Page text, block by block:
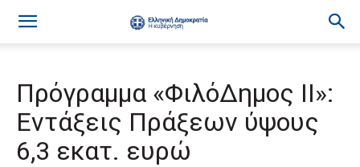
Πρόγραμμα «ΦιλόΔημος II»:
Εντάξεις Πράξεων ύψους
6,3 εκατ. ευρώ